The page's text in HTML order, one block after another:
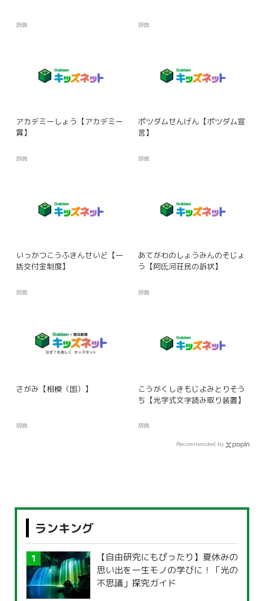
辞典 辞典
アカデミーしょう【アカデミー
賞】
辞典
ポツダムせんげん【ポツダム宣
言】
辞典
いっかつこうふきんせいど【一
括交付金制度】
辞典
あてがわのしょうみんのそじょ
う【阿氐河荘民の訴状】
辞典
さがみ【相模（国）】
辞典
こうがくしきもじよみとりそう
ち【光学式文字読み取り装置】
辞典
Recommended by
ランキング
【自由研究にもぴったり】夏休みの
思い出を一生モノの学びに！「光の
不思議」探究ガイド